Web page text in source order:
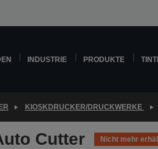
INDUSTRIE PRODUKTE
KIOSKDRUCKER/DRUCKWERKE
Cutter Nicht mehr